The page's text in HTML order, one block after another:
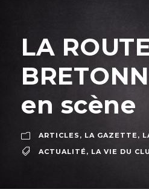
LA
en scène
ARTICLES , LA GAZETTE ,
ACTUALITÉ , LA VIE DU